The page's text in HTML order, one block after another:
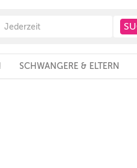
SCHWANGERE & ELTERN